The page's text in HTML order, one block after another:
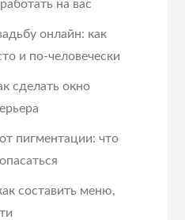
на вас
онлайн: как
и по-человечески
сделать окно
пигментации: что
составить меню,